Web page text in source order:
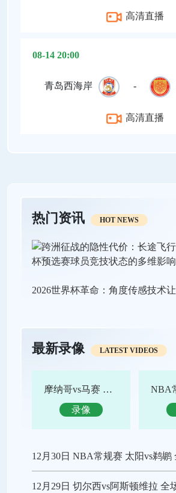
高清直播
08-14 20:00
青岛西海岸 -
高清直播
热门资讯 HOT NEWS
最新录像 LATEST VIDEOS
摩纳哥vs马赛 全场录像回放
录像
12月30日 NBA常规赛 太阳vs鹈鹕 全场录
12月29日 切尔西vs阿斯顿维拉 全